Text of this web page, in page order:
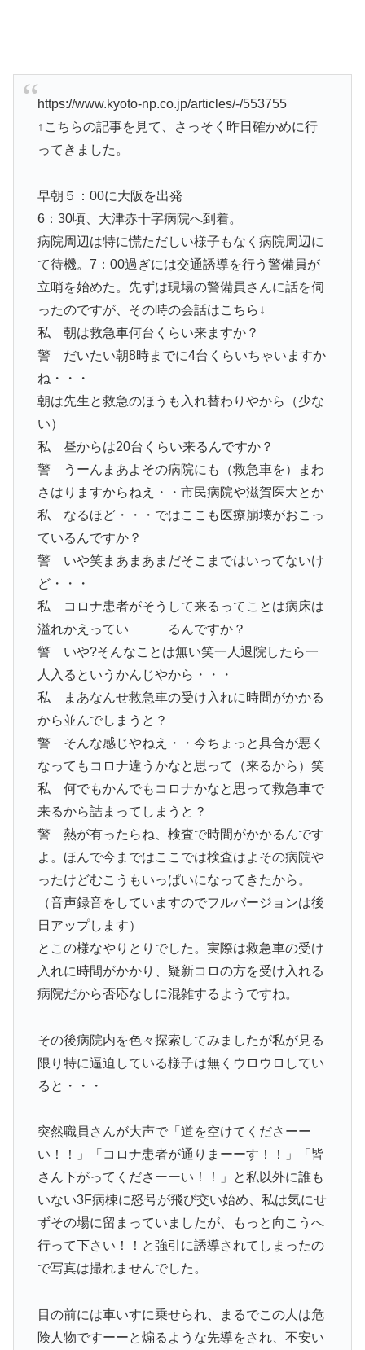
https://www.kyoto-np.co.jp/articles/-/553755
↑こちらの記事を見て、さっそく昨日確かめに行
ってきました。
早朝５：00に大阪を出発
6：30頃、大津赤十字病院へ到着。
病院周辺は特に慌ただしい様子もなく病院周辺に
て待機。7：00過ぎには交通誘導を行う警備員が
立哨を始めた。先ずは現場の警備員さんに話を伺
ったのですが、その時の会話はこちら↓
私 朝は救急車何台くらい来ますか？
警 だいたい朝8時までに4台くらいちゃいますか
ね・・・
朝は先生と救急のほうも入れ替わりやから（少な
い）
私 昼からは20台くらい来るんですか？
警 うーんまあよその病院にも（救急車を）まわ
さはりますからねえ・・市民病院や滋賀医大とか
私 なるほど・・・ではここも医療崩壊がおこっ
ているんですか？
警 いや笑まあまあまだそこまではいってないけ
ど・・・
私 コロナ患者がそうして来るってことは病床は
溢れかえってい るんですか？
警 いや?そんなことは無い笑一人退院したら一
人入るというかんじやから・・・
私 まあなんせ救急車の受け入れに時間がかかる
から並んでしまうと？
警 そんな感じやねえ・・今ちょっと具合が悪く
なってもコロナ違うかなと思って（来るから）笑
私 何でもかんでもコロナかなと思って救急車で
来るから詰まってしまうと？
警 熱が有ったらね、検査で時間がかかるんです
よ。ほんで今まではここでは検査はよその病院や
ったけどむこうもいっぱいになってきたから。
（音声録音をしていますのでフルバージョンは後
日アップします）
とこの様なやりとりでした。実際は救急車の受け
入れに時間がかかり、疑新コロの方を受け入れる
病院だから否応なしに混雑するようですね。
その後病院内を色々探索してみましたが私が見る
限り特に逼迫している様子は無くウロウロしてい
ると・・・
突然職員さんが大声で「道を空けてくださーー
い！！」「コロナ患者が通りまーーす！！」「皆
さん下がってくださーーい！！」と私以外に誰も
いない3F病棟に怒号が飛び交い始め、私は気にせ
ずその場に留まっていましたが、もっと向こうへ
行って下さい！！と強引に誘導されてしまったの
で写真は撮れませんでした。
目の前には車いすに乗せられ、まるでこの人は危
険人物ですーーと煽るような先導をされ、不安い